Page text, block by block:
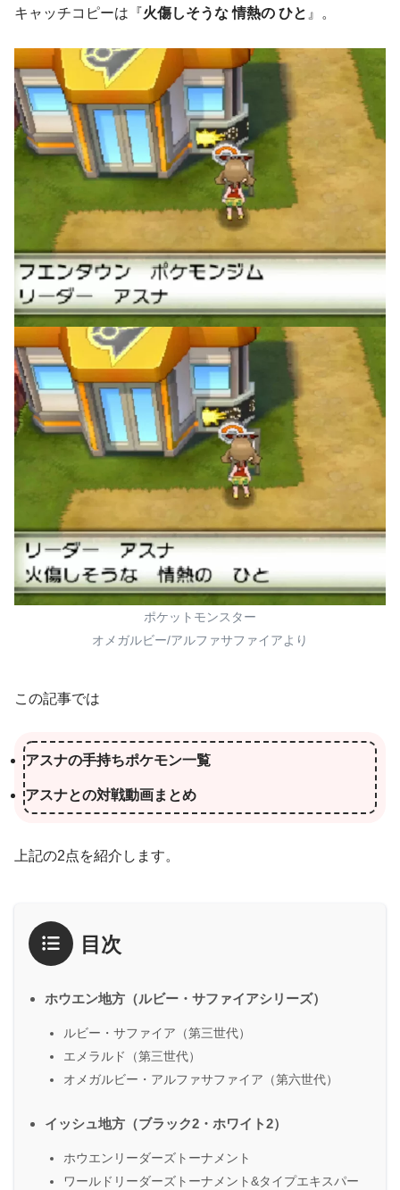
キャッチコピーは『火傷しそうな 情熱の ひと 』。
ポケットモンスター
オメガルビー/アルファサファイアより
この記事では
アスナの手持ちポケモン一覧
アスナとの対戦動画まとめ
上記の2点を紹介します。
目次
ホウエン地方（ルビー・サファイアシリーズ）
ルビー・サファイア（第三世代）
エメラルド（第三世代）
オメガルビー・アルファサファイア（第六世代）
イッシュ地方（ブラック2・ホワイト2）
ホウエンリーダーズトーナメント
ワールドリーダーズトーナメント&タイプエキスパー